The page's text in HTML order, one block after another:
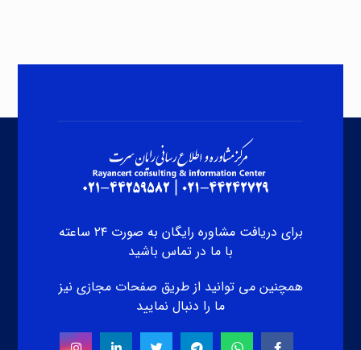
برای دریافت مشاوره رایگان به صورت ۲۴ ساعته
با ما در تماس باشید
همچنین می توانید از طریق صفحات مجازی نیز
ما را دنبال نمایید